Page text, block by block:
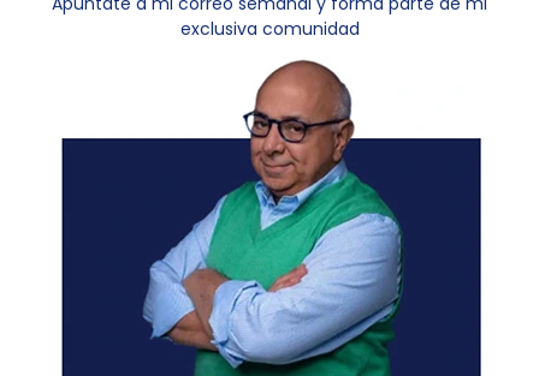
exclusiva comunidad